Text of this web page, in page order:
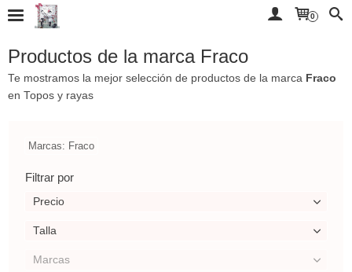
0
Productos de la marca Fraco
Te mostramos la mejor selección de productos de la marca Fraco
en Topos y rayas
Marcas: Fraco
Filtrar por
Precio
Talla
Marcas